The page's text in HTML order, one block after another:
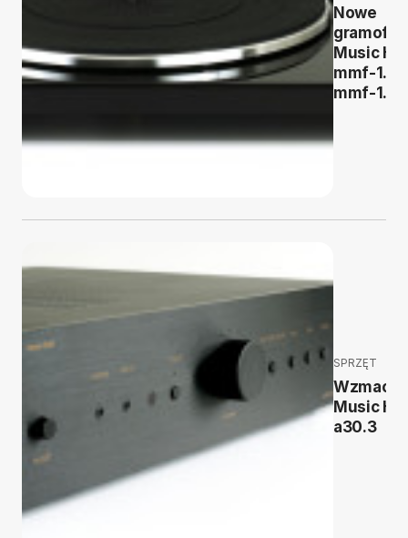
Nowe
Music
mmf-1.3 i
mmf-1.5
SPRZĘT
Music
a30.3